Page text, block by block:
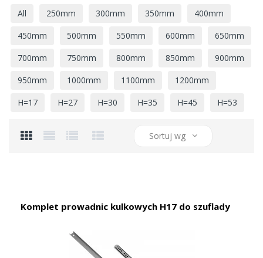
All 250mm 300mm 350mm
400mm
450mm
500mm 550mm 600mm
650mm
700mm
750mm 800mm 850mm
900mm
950mm
1000mm 1100mm
1200mm
H=17
H=27 H=30 H=35 H=45 H=53
Sortuj wg
Komplet prowadnic kulkowych H17 do szuflady